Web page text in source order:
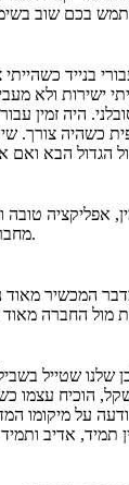
בכם שוב
בנייד
ישירות ולא
היה זמין
אפליקציה טובה
מחברה להשכרת טלפון לוויני.
המכשיר מאוד
שלנו שטייל
הוכיח עצמו
על מיקומו